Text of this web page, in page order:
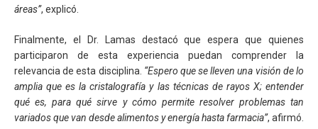
áreas”, explicó.
Finalmente, el Dr. Lamas destacó que espera que quienes
participaron de esta experiencia puedan comprender la
relevancia de esta disciplina. “Espero que se lleven una visión de lo
amplia que es la cristalografía y las técnicas de rayos X; entender
qué es, para qué sirve y cómo permite resolver problemas tan
variados que van desde alimentos y energía hasta farmacia”, afirmó.